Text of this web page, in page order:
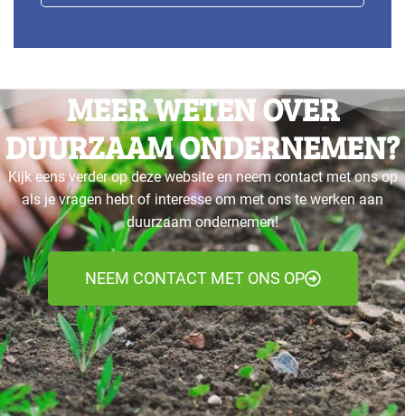
MEER WETEN OVER
DUURZAAM ONDERNEMEN?
Kijk eens verder op deze website en neem contact met ons op
als je vragen hebt of interesse om met ons te werken aan
duurzaam ondernemen!
NEEM CONTACT MET ONS OP